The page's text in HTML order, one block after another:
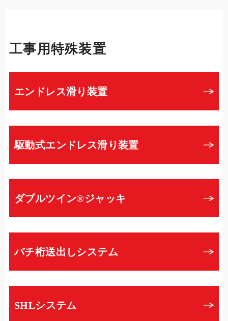
工事用特殊装置
エンドレス滑り装置
駆動式エンドレス滑り装置
ダブルツイン®ジャッキ
バチ桁送出しシステム
SHLシステム